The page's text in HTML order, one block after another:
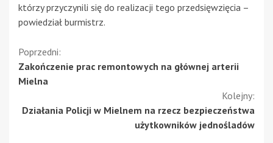
którzy przyczynili się do realizacji tego przedsięwzięcia –
powiedział burmistrz.
Kontynuuj
czytanie
Poprzedni:
Zakończenie prac remontowych na głównej arterii
Mielna
Kolejny:
Działania Policji w Mielnem na rzecz bezpieczeństwa
użytkowników jednośladów